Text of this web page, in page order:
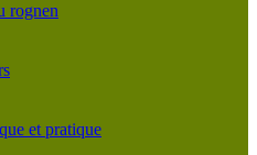
rognen
et pratique